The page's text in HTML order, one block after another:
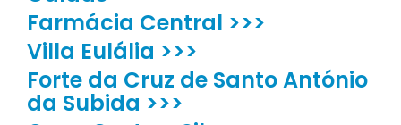
Farmácia Central >>>
Villa Eulália >>>
Forte da Cruz de Santo António
da Subida >>>